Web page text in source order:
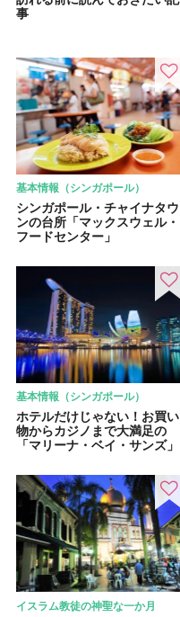
事
基本情報（シンガポール）
シンガポール・チャイナタウ
ンの台所「マックスウェル・
フードセンター」
基本情報（シンガポール）
ホテルだけじゃない！お買い
物からカジノまで大満足の
「マリーナ・ベイ・サンズ」
イスラム教徒の神聖な一か月